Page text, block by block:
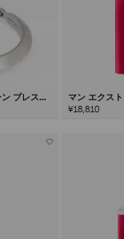
ブレスレ
マン エクス
¥18,810